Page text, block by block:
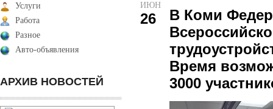
Услуги
Работа
Разное
Авто-объявления
АРХИВ НОВОСТЕЙ
ИЮН
26
В Коми
Время
3000